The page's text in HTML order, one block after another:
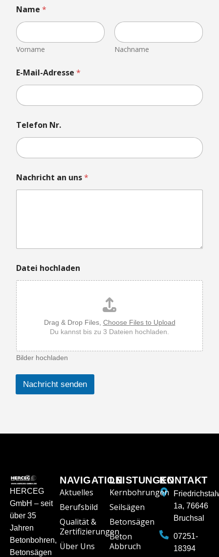
Name *
Vorname Nachname
E-Mail-Adresse *
Telefon Nr.
a
t
i
c
h
t
*
Nachricht an uns*
Datei hochladen
Drag & Drop Files, Choose Files to Upload
Du kannst bis zu 3 Dateien hochladen.
Bilder hochladen
Nachricht senden
HERCEG
GmbH – seit
über 35
Jahren
Betonbohren,
Betonsägen
NAVIGATION
Aktuelles
Berufsbild
Qualität &
Zertifizierungen
Über Uns
LEISTUNGEN
Kernbohrungen
Seilsägen
Betonsägen
Beton
Abbruch
KONTAKT
1a, 76646
Bruchsal
07251-
18394